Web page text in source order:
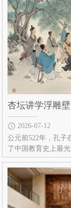
杏坛讲学浮雕
2026-07-12
公元前522年，孔子
了中国教育史上最